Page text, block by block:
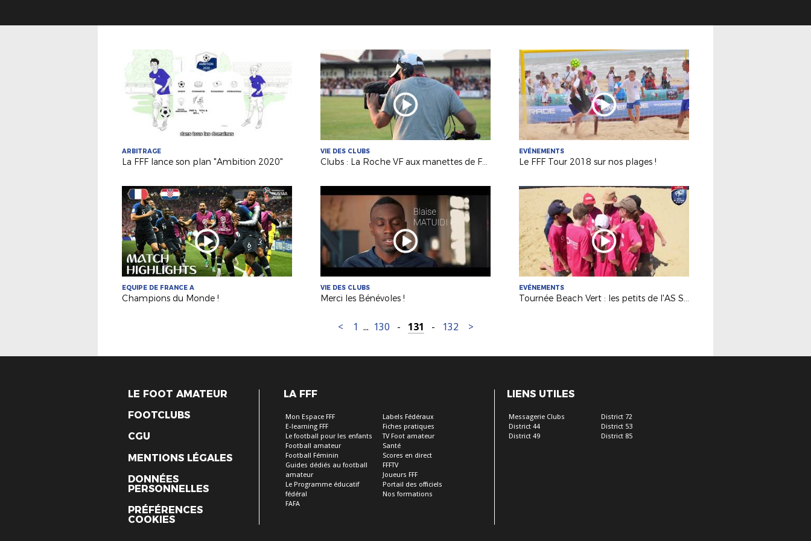
ARBITRAGE
La FFF lance son plan "Ambition 2020"
VIE DES CLUBS
Clubs : La Roche VF aux manettes de FC Nantes / OM
EVÉNEMENTS
Le FFF Tour 2018 sur nos plages !
EQUIPE DE FRANCE A
Champions du Monde !
VIE DES CLUBS
Merci les Bénévoles !
EVÉNEMENTS
Tournée Beach Vert : les petits de l'AS Sud Loire de la partie !
< 1 ... 130 - 131 - 132 >
LE FOOT AMATEUR
FOOTCLUBS
CGU
MENTIONS LÉGALES
DONNÉES
PERSONNELLES
PRÉFÉRENCES
COOKIES
LA FFF
Mon Espace FFF
E-learning FFF
Le football pour les enfants
Football amateur
Football Féminin
Guides dédiés au football
amateur
Le Programme éducatif
fédéral
FAFA
Labels Fédéraux
Fiches pratiques
TV Foot amateur
Santé
Scores en direct
FFFTV
Joueurs FFF
Portail des officiels
Nos formations
LIENS UTILES
Messagerie Clubs
District 44
District 49
District 72
District 53
District 85